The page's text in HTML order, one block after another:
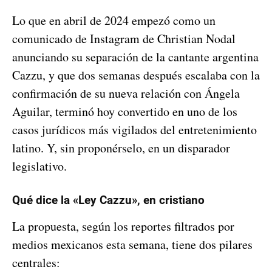
Lo que en abril de 2024 empezó como un
comunicado de Instagram de Christian Nodal
anunciando su separación de la cantante argentina
Cazzu, y que dos semanas después escalaba con la
confirmación de su nueva relación con Ángela
Aguilar, terminó hoy convertido en uno de los
casos jurídicos más vigilados del entretenimiento
latino. Y, sin proponérselo, en un disparador
legislativo.
Qué dice la «Ley Cazzu», en cristiano
La propuesta, según los reportes filtrados por
medios mexicanos esta semana, tiene dos pilares
centrales: